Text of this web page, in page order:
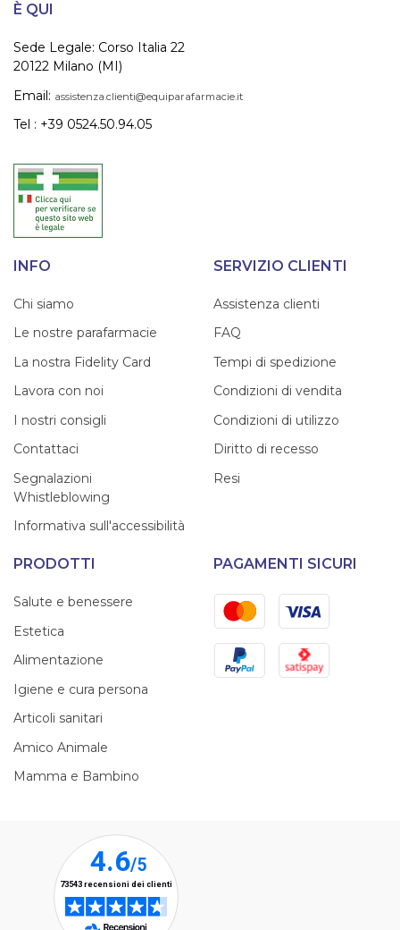
È QUI
Sede Legale: Corso Italia 22
20122 Milano (MI)
Email: assistenza.clienti@equiparafarmacie.it
Tel : +39 0524.50.94.05
INFO
Chi siamo
Le nostre parafarmacie
La nostra Fidelity Card
Lavora con noi
I nostri consigli
Contattaci
Segnalazioni
Whistleblowing
Informativa sull'accessibilità
SERVIZIO CLIENTI
Assistenza clienti
FAQ
Tempi di spedizione
Condizioni di vendita
Condizioni di utilizzo
Diritto di recesso
Resi
PRODOTTI
Salute e benessere
Estetica
Alimentazione
Igiene e cura persona
Articoli sanitari
Amico Animale
Mamma e Bambino
PAGAMENTI SICURI
MastercardVisa
PayPal Satispay